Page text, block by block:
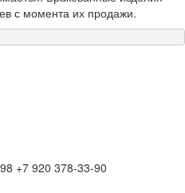
с момента их продажи.
+7 920 378-33-90